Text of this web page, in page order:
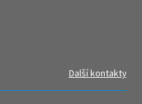
Další kontakty